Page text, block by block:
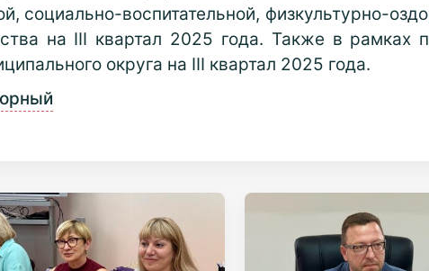
социально-воспитательной, физкультурно-
на III квартал 2025 года. Также в рамках
округа на III квартал 2025 года.